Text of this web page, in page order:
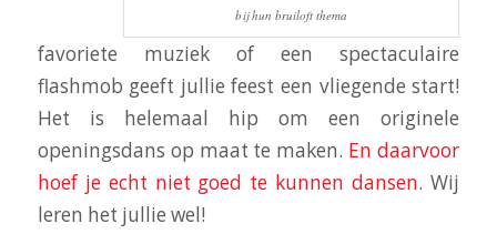
bij hun bruiloft thema
favoriete muziek of een spectaculaire
flashmob geeft jullie feest een vliegende start!
Het is helemaal hip om een originele
openingsdans op maat te maken. En daarvoor
hoef je echt niet goed te kunnen dansen. Wij
leren het jullie wel!